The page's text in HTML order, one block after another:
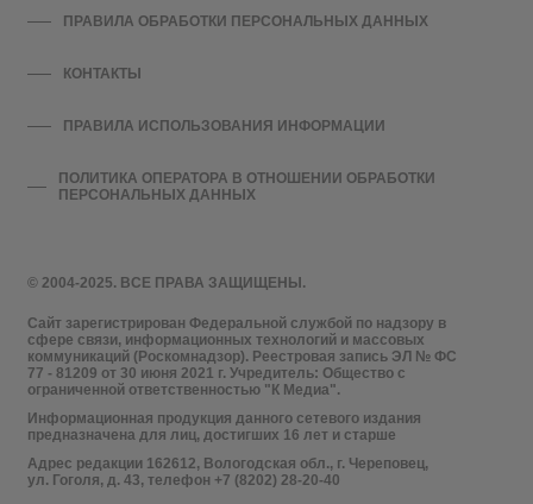
© 2004-2025. ВСЕ ПРАВА ЗАЩИЩЕНЫ.
Сайт зарегистрирован Федеральной службой по надзору в
сфере связи, информационных технологий и массовых
коммуникаций (Роскомнадзор). Реестровая запись ЭЛ № ФС
77 - 81209 от 30 июня 2021 г. Учредитель: Общество с
ограниченной ответственностью "К Медиа".
Информационная продукция данного сетевого издания
предназначена для лиц, достигших 16 лет и старше
Адрес редакции 162612, Вологодская обл., г. Череповец,
ул. Гоголя, д. 43, телефон +7 (8202) 28-20-40
ПРАВИЛА ОБРАБОТКИ ПЕРСОНАЛЬНЫХ ДАННЫХ
КОНТАКТЫ
ПРАВИЛА ИСПОЛЬЗОВАНИЯ ИНФОРМАЦИИ
ПОЛИТИКА ОПЕРАТОРА В ОТНОШЕНИИ ОБРАБОТКИ
ПЕРСОНАЛЬНЫХ ДАННЫХ